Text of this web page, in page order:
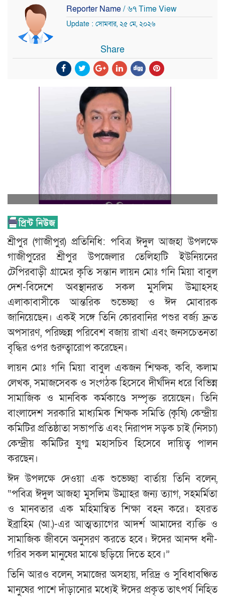
Reporter Name/ ৬৭ Time View
Update : সোমবার, ২৫ মে, ২০২৬
Share
শ্রীপুর (গাজীপুর) প্রতিনিধি: পবিত্র ঈদুল আজহা উপলক্ষে
গাজীপুরের শ্রীপুর উপজেলার তেলিহাটি ইউনিয়নের
টেপিরবাড়ী গ্রামের কৃতি সন্তান লায়ন মোঃ গনি মিয়া বাবুল
দেশ-বিদেশে অবস্থানরত সকল মুসলিম উম্মাহসহ
এলাকাবাসীকে আন্তরিক শুভেচ্ছা ও ঈদ মোবারক
জানিয়েছেন। একই সঙ্গে তিনি কোরবানির পশুর বর্জ্য দ্রুত
অপসারণ, পরিচ্ছন্ন পরিবেশ বজায় রাখা এবং জনসচেতনতা
বৃদ্ধির ওপর গুরুত্বারোপ করেছেন।
লায়ন মোঃ গনি মিয়া বাবুল একজন শিক্ষক, কবি, কলাম
লেখক, সমাজসেবক ও সংগঠক হিসেবে দীর্ঘদিন ধরে বিভিন্ন
সামাজিক ও মানবিক কর্মকাণ্ডে সম্পৃক্ত রয়েছেন। তিনি
বাংলাদেশ সরকারি মাধ্যমিক শিক্ষক সমিতি (কৃষি) কেন্দ্রীয়
কমিটির প্রতিষ্ঠাতা সভাপতি এবং নিরাপদ সড়ক চাই (নিসচা)
কেন্দ্রীয় কমিটির যুগ্ম মহাসচিব হিসেবে দায়িত্ব পালন
করছেন।
ঈদ উপলক্ষে দেওয়া এক শুভেচ্ছা বার্তায় তিনি বলেন,
“পবিত্র ঈদুল আজহা মুসলিম উম্মাহর জন্য ত্যাগ, সহমর্মিতা
ও মানবতার এক মহিমান্বিত শিক্ষা বহন করে। হযরত
ইব্রাহিম (আ.)-এর আত্মত্যাগের আদর্শ আমাদের ব্যক্তি ও
সামাজিক জীবনে অনুসরণ করতে হবে। ঈদের আনন্দ ধনী-
গরিব সকল মানুষের মাঝে ছড়িয়ে দিতে হবে।”
তিনি আরও বলেন, সমাজের অসহায়, দরিদ্র ও সুবিধাবঞ্চিত
মানুষের পাশে দাঁড়ানোর মধ্যেই ঈদের প্রকৃত তাৎপর্য নিহিত